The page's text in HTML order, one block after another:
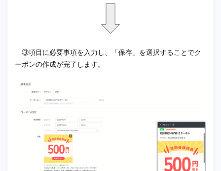
③項目に必要事項を入力し、「保存」を選択することでク
ーポンの作成が完了します。